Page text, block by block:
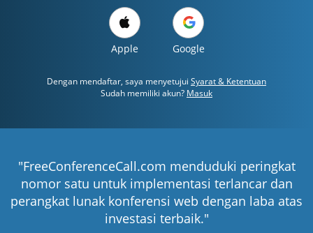
Apple Google
Dengan mendaftar, saya menyetujui Syarat & Ketentuan
Sudah memiliki akun? Masuk
"FreeConferenceCall.com menduduki peringkat
nomor satu untuk implementasi terlancar dan
perangkat lunak konferensi web dengan laba atas
investasi terbaik."